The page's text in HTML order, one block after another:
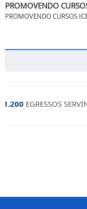
PROMOVENDO
PROMOVENDO CURSOS
EGRESSOS